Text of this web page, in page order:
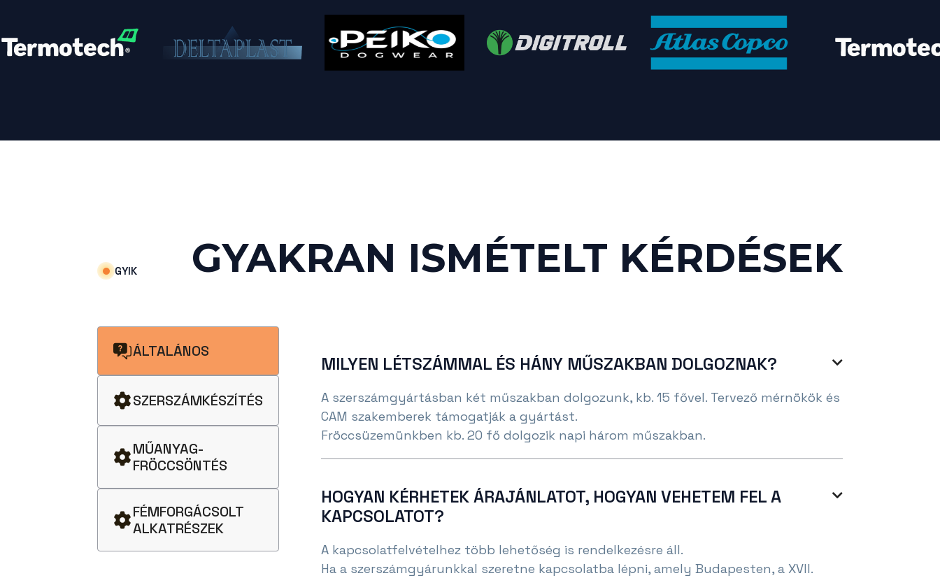
GYIK GYAKRAN ISMÉTELT KÉRDÉSEK
ÁLTALÁNOS
SZERSZÁMKÉSZÍTÉS
MŰANYAG-
FRÖCCSÖNTÉS
FÉMFORGÁCSOLT
ALKATRÉSZEK
MILYEN LÉTSZÁMMAL ÉS HÁNY MŰSZAKBAN DOLGOZNAK? 
A szerszámgyártásban két műszakban dolgozunk, kb. 15 fővel. Tervező mérnökök és
CAM szakemberek támogatják a gyártást.
Fröccsüzemünkben kb. 20 fő dolgozik napi három műszakban.
HOGYAN KÉRHETEK ÁRAJÁNLATOT, HOGYAN VEHETEM FEL A
KAPCSOLATOT?

A kapcsolatfelvételhez több lehetőség is rendelkezésre áll.
Ha a szerszámgyárunkkal szeretne kapcsolatba lépni, amely Budapesten, a XVII.